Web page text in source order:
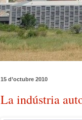
15 d’octubre 2010
La indústria